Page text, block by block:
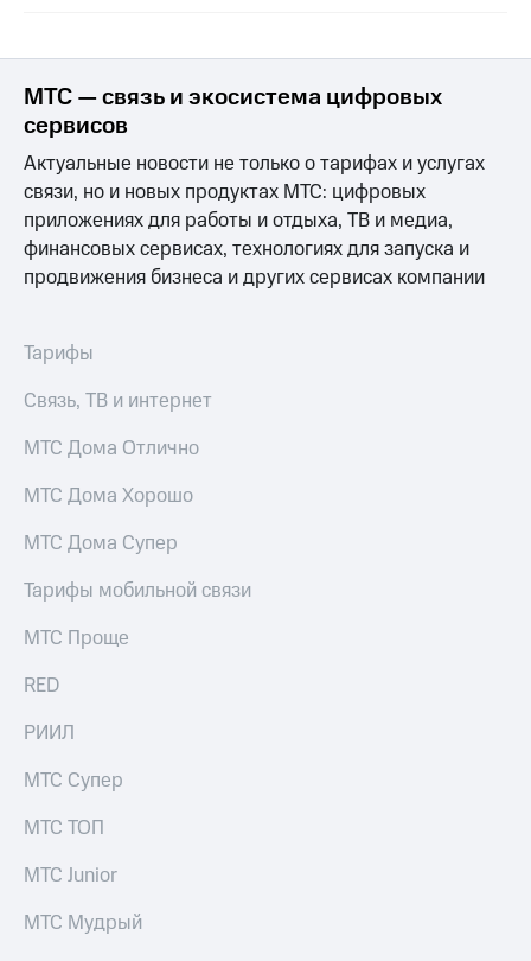
МТС — связь и экосистема цифровых
сервисов
Актуальные новости не только о тарифах и услугах
связи, но и новых продуктах МТС: цифровых
приложениях для работы и отдыха, ТВ и медиа,
финансовых сервисах, технологиях для запуска и
продвижения бизнеса и других сервисах компании
Тарифы
Связь, ТВ и интернет
МТС Дома Отлично
МТС Дома Хорошо
МТС Дома Супер
Тарифы мобильной связи
МТС Проще
RED
РИИЛ
МТС Супер
МТС ТОП
МТС Junior
МТС Мудрый